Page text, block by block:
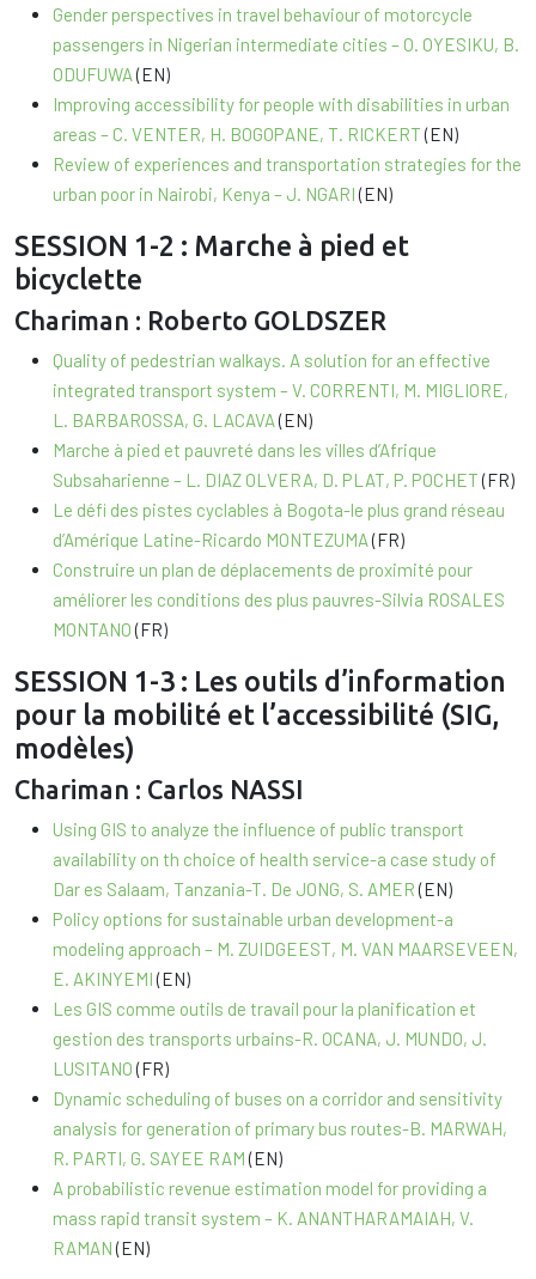
Gender perspectives in travel behaviour of motorcycle
passengers in Nigerian intermediate cities – O. OYESIKU, B.
ODUFUWA(EN)
Improving accessibility for people with disabilities in urban
areas – C. VENTER, H. BOGOPANE, T. RICKERT(EN)
Review of experiences and transportation strategies for the
urban poor in Nairobi, Kenya – J. NGARI(EN)
SESSION 1-2 : Marche à pied et
bicyclette
Chariman : Roberto GOLDSZER
Quality of pedestrian walkays. A solution for an effective
integrated transport system – V. CORRENTI, M. MIGLIORE,
L. BARBAROSSA, G. LACAVA(EN)
Marche à pied et pauvreté dans les villes d’Afrique
Subsaharienne – L. DIAZ OLVERA, D. PLAT, P. POCHET(FR)
Le défi des pistes cyclables à Bogota-le plus grand réseau
d’Amérique Latine-Ricardo MONTEZUMA(FR)
Construire un plan de déplacements de proximité pour
améliorer les conditions des plus pauvres-Silvia ROSALES
MONTANO(FR)
SESSION 1-3 : Les outils d’information
pour la mobilité et l’accessibilité (SIG,
modèles)
Chariman : Carlos NASSI
Using GIS to analyze the influence of public transport
availability on th choice of health service-a case study of
Dar es Salaam, Tanzania-T. De JONG, S. AMER(EN)
Policy options for sustainable urban development-a
modeling approach – M. ZUIDGEEST, M. VAN MAARSEVEEN,
E. AKINYEMI(EN)
Les GIS comme outils de travail pour la planification et
gestion des transports urbains-R. OCANA, J. MUNDO, J.
LUSITANO(FR)
Dynamic scheduling of buses on a corridor and sensitivity
analysis for generation of primary bus routes-B. MARWAH,
R. PARTI, G. SAYEE RAM(EN)
A probabilistic revenue estimation model for providing a
mass rapid transit system – K. ANANTHARAMAIAH, V.
RAMAN(EN)